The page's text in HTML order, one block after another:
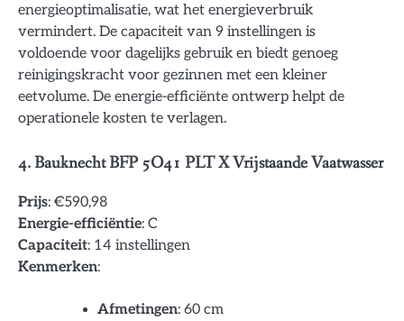
energieoptimalisatie, wat het energieverbruik
vermindert. De capaciteit van 9 instellingen is
voldoende voor dagelijks gebruik en biedt genoeg
reinigingskracht voor gezinnen met een kleiner
eetvolume. De energie-efficiënte ontwerp helpt de
operationele kosten te verlagen.
4. Bauknecht BFP 5O41 PLT X Vrijstaande Vaatwasser
Prijs: €590,98
Energie-efficiëntie: C
Capaciteit: 14 instellingen
Kenmerken:
Afmetingen: 60 cm